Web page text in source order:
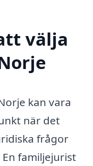
välja
kan vara
när det
frågor
familjejurist